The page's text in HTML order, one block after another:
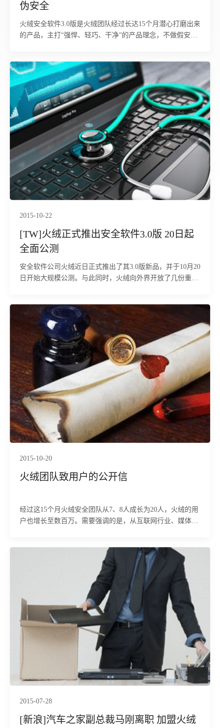
伪安全
火绒安全软件3.0版是火绒团队经过长达15个月潜心打磨出来
的产品，主打“强悍、轻巧、干净”的产品理念，不做假安
2015-10-22
[TW]火绒正式推出安全软件3.0版 20日起
全面公测
安全软件公司火绒近日正式推出了其3.0版新品，并于10月20
日开始大规模公测。与此同时，火绒向外界开放了几份重要
2015-10-20
火绒团队致用户的公开信
经过这15个月火绒安全团队从7、8人成长为20人，火绒的用
户也增长至数百万。需要强调的是，从互联网行业、媒体到
2015-07-28
[新浪]汽车之家副总裁马刚离职 加盟火绒